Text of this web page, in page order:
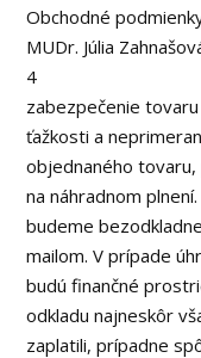
Obchodné
MUDr. Júlia
4
zabezpečenie
ťažkosti a
objednaného tovaru,
na náhradnom
budeme
mailom. V prípade
budú finančné
odkladu najneskôr
zaplatili, prípadne